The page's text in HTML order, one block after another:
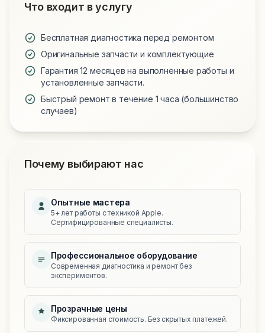
Что входит в услугу
Бесплатная диагностика перед ремонтом
Оригинальные запчасти и комплектующие
Гарантия 12 месяцев на выполненные работы и
установленные запчасти.
Быстрый ремонт в течение 1 часа (большинство
случаев)
Почему выбирают нас
Опытные мастера
5+ лет работы с техникой Apple.
Сертифицированные специалисты.
Профессиональное оборудование
Современная диагностика и ремонт без
экспериментов.
Прозрачные цены
Фиксированная стоимость. Без скрытых платежей.